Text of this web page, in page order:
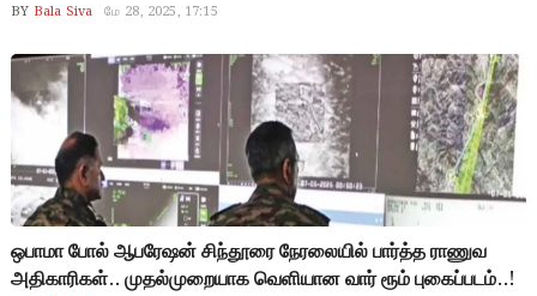
BY Bala Siva மே 28, 2025, 17:15
ஒபாமா போல் ஆபரேஷன் சிந்தூரை நேரலையில் பார்த்த ராணுவ
அதிகாரிகள்.. முதல்முறையாக வெளியான வார் ரூம் புகைப்படம்..!